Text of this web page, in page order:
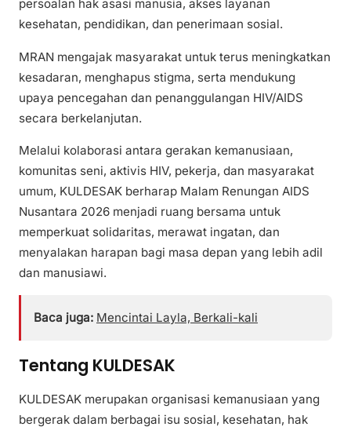
persoalan hak asasi manusia, akses layanan
kesehatan, pendidikan, dan penerimaan sosial.
MRAN mengajak masyarakat untuk terus meningkatkan
kesadaran, menghapus stigma, serta mendukung
upaya pencegahan dan penanggulangan HIV/AIDS
secara berkelanjutan.
Melalui kolaborasi antara gerakan kemanusiaan,
komunitas seni, aktivis HIV, pekerja, dan masyarakat
umum, KULDESAK berharap Malam Renungan AIDS
Nusantara 2026 menjadi ruang bersama untuk
memperkuat solidaritas, merawat ingatan, dan
menyalakan harapan bagi masa depan yang lebih adil
dan manusiawi.
Baca juga: Mencintai Layla, Berkali-kali
Tentang KULDESAK
KULDESAK merupakan organisasi kemanusiaan yang
bergerak dalam berbagai isu sosial, kesehatan, hak